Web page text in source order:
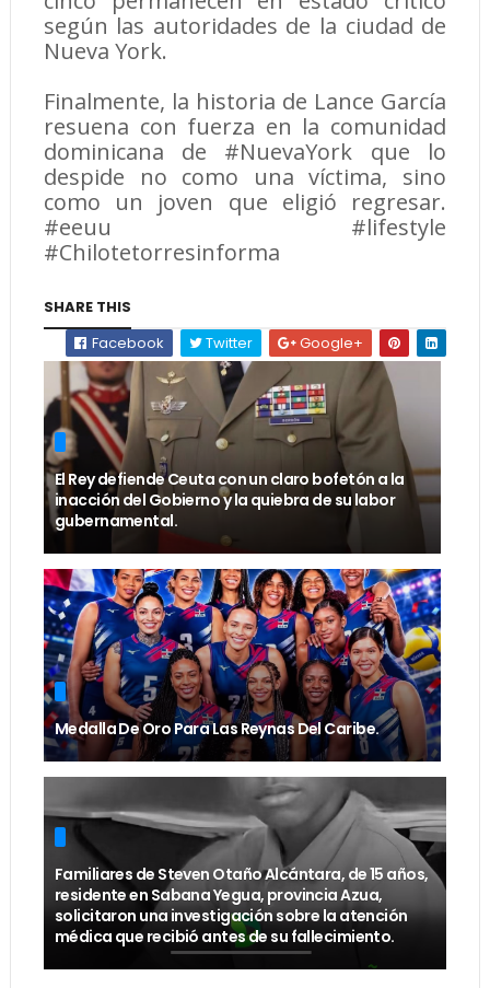
según las autoridades de la ciudad de
Nueva York.
Finalmente, la historia de Lance García
resuena con fuerza en la comunidad
dominicana de #NuevaYork que lo
despide no como una víctima, sino
como un joven que eligió regresar.
#eeuu #lifestyle
#Chilotetorresinforma
SHARE THIS
Facebook
Twitter Google+
El Rey defiende Ceuta con un claro bofetón a la
inacción del Gobierno y la quiebra de su labor
gubernamental.
Medalla De Oro Para Las Reynas Del Caribe.
Familiares de Steven Otaño Alcántara, de 15 años,
residente en Sabana Yegua, provincia Azua,
solicitaron una investigación sobre la atención
médica que recibió antes de su fallecimiento.